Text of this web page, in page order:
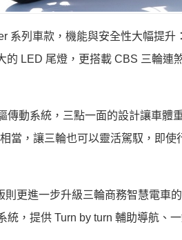
系列車款，機能與安全性大幅提
的 LED 尾燈，更搭載 CBS 三輪
傳動系統，三點一面的設計讓車體
當，讓三輪也可以靈活駕馭，即
則更進一步升級三輪商務智慧電車
統，提供 Turn by turn 輔助導航、